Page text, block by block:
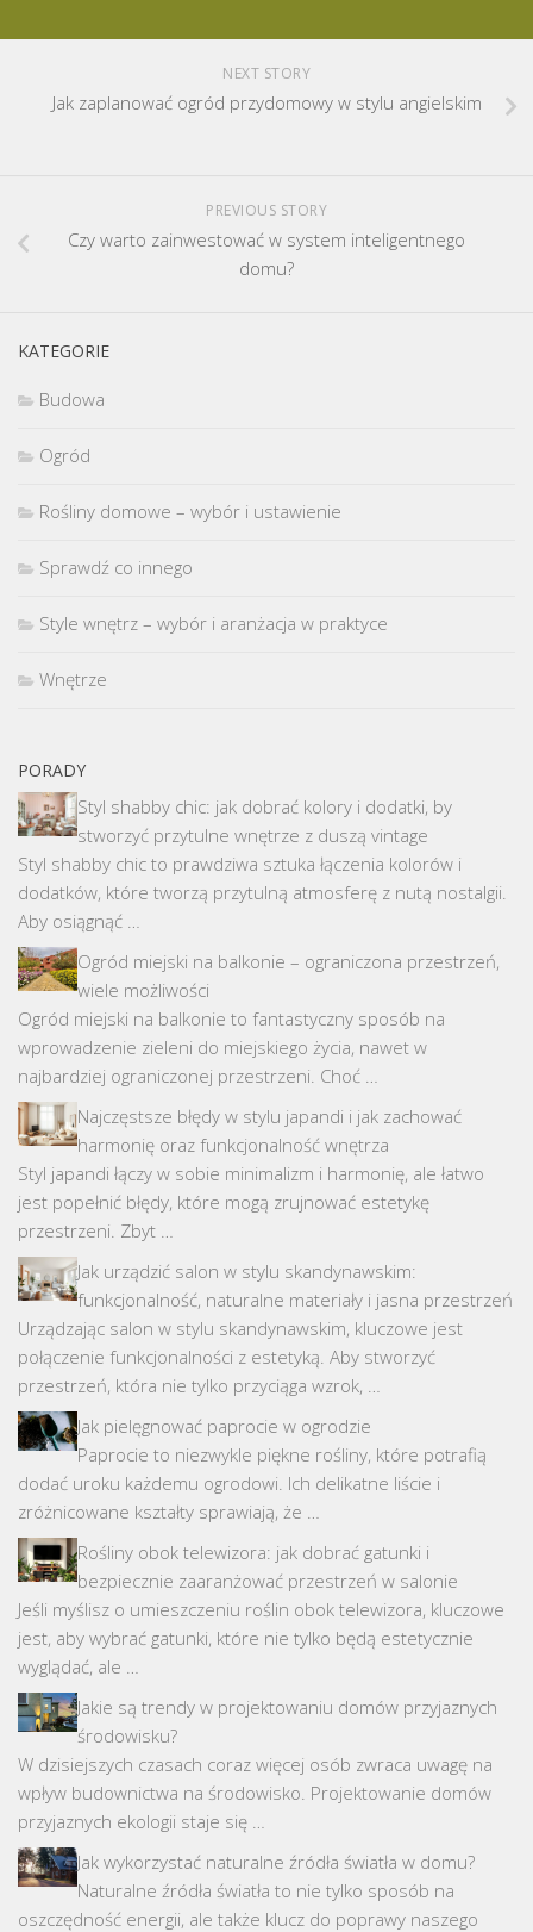
NEXT STORY
Jak zaplanować ogród przydomowy w stylu angielskim
PREVIOUS STORY
Czy warto zainwestować w system inteligentnego
domu?
KATEGORIE
Budowa
Ogród
Rośliny domowe – wybór i ustawienie
Sprawdź co innego
Style wnętrz – wybór i aranżacja w praktyce
Wnętrze
PORADY
Styl shabby chic: jak dobrać kolory i dodatki, by
stworzyć przytulne wnętrze z duszą vintage
Styl shabby chic to prawdziwa sztuka łączenia kolorów i
dodatków, które tworzą przytulną atmosferę z nutą nostalgii.
Aby osiągnąć …
Ogród miejski na balkonie – ograniczona przestrzeń,
wiele możliwości
Ogród miejski na balkonie to fantastyczny sposób na
wprowadzenie zieleni do miejskiego życia, nawet w
najbardziej ograniczonej przestrzeni. Choć …
Najczęstsze błędy w stylu japandi i jak zachować
harmonię oraz funkcjonalność wnętrza
Styl japandi łączy w sobie minimalizm i harmonię, ale łatwo
jest popełnić błędy, które mogą zrujnować estetykę
przestrzeni. Zbyt …
Jak urządzić salon w stylu skandynawskim:
funkcjonalność, naturalne materiały i jasna przestrzeń
Urządzając salon w stylu skandynawskim, kluczowe jest
połączenie funkcjonalności z estetyką. Aby stworzyć
przestrzeń, która nie tylko przyciąga wzrok, …
Jak pielęgnować paprocie w ogrodzie
Paprocie to niezwykle piękne rośliny, które potrafią
dodać uroku każdemu ogrodowi. Ich delikatne liście i
zróżnicowane kształty sprawiają, że …
Rośliny obok telewizora: jak dobrać gatunki i
bezpiecznie zaaranżować przestrzeń w salonie
Jeśli myślisz o umieszczeniu roślin obok telewizora, kluczowe
jest, aby wybrać gatunki, które nie tylko będą estetycznie
wyglądać, ale …
Jakie są trendy w projektowaniu domów przyjaznych
środowisku?
W dzisiejszych czasach coraz więcej osób zwraca uwagę na
wpływ budownictwa na środowisko. Projektowanie domów
przyjaznych ekologii staje się …
Jak wykorzystać naturalne źródła światła w domu?
Naturalne źródła światła to nie tylko sposób na
oszczędność energii, ale także klucz do poprawy naszego